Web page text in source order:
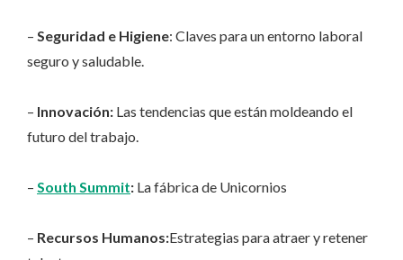
– Seguridad e Higiene: Claves para un entorno laboral
seguro y saludable.
– Innovación: Las tendencias que están moldeando el
futuro del trabajo.
– South Summit: La fábrica de Unicornios
– Recursos Humanos:Estrategias para atraer y retener